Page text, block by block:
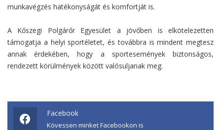
munkavégzés hatékonyságát és komfortját is.
A Kőszegi Polgárőr Egyesület a jövőben is elkötelezetten
támogatja a helyi sportéletet, és továbbra is mindent megtesz
annak érdekében, hogy a sportesemények biztonságos,
rendezett körülmények között valósuljanak meg.
Facebook
Kövessen minket Facebookon is